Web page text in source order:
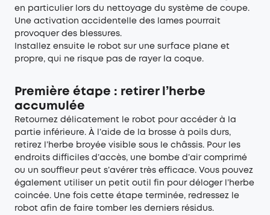
en particulier lors du nettoyage du système de coupe.
Une activation accidentelle des lames pourrait
provoquer des blessures.
Installez ensuite le robot sur une surface plane et
propre, qui ne risque pas de rayer la coque.
Première étape : retirer l’herbe
accumulée
Retournez délicatement le robot pour accéder à la
partie inférieure. À l’aide de la brosse à poils durs,
retirez l’herbe broyée visible sous le châssis. Pour les
endroits difficiles d’accès, une bombe d’air comprimé
ou un souffleur peut s’avérer très efficace. Vous pouvez
également utiliser un petit outil fin pour déloger l’herbe
coincée. Une fois cette étape terminée, redressez le
robot afin de faire tomber les derniers résidus.